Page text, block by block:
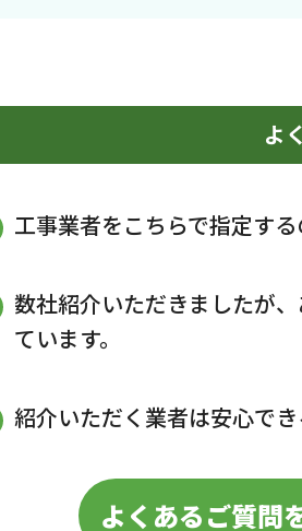
よ
工事業者をこちらで指定す
数社紹介いただきましたが
ています。
紹介いただく業者は安心で
よくあるご質問